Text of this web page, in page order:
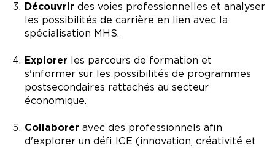
Découvrir des voies professionnelles et analyser
les possibilités de carrière en lien avec la
spécialisation MHS.
Explorer
les parcours de formation et
s'informer sur les possibilités de programmes
postsecondaires rattachés au secteur
économique.
Collaborer avec des professionnels afin
d'explorer un défi ICE (innovation, créativité et